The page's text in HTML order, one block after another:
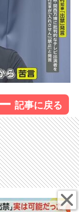
記事に戻る